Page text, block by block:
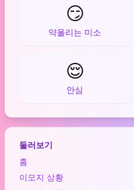
😏
약올리는 미소
😌
안심
둘러보기
홈
이모지 상황